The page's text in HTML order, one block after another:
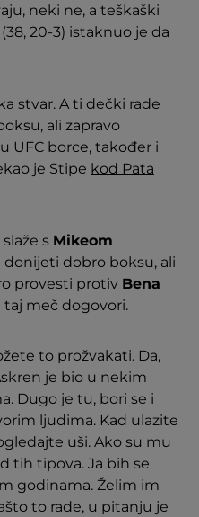
neki ne, a teškaški
(38, 20-3) istaknuo je da
stvar. A ti dečki rade
ali zapravo
UFC borce, također i
je Stipe kod Pata
s Mikeom
dobro boksu, ali
provesti protiv Bena
taj meč dogovori.
to prožvakati. Da,
je bio u nekim
Dugo je tu, bori se i
ljudima. Kad ulazite
uši. Ako su mu
tih tipova. Ja bih se
godinama. Želim im
to rade, u pitanju je